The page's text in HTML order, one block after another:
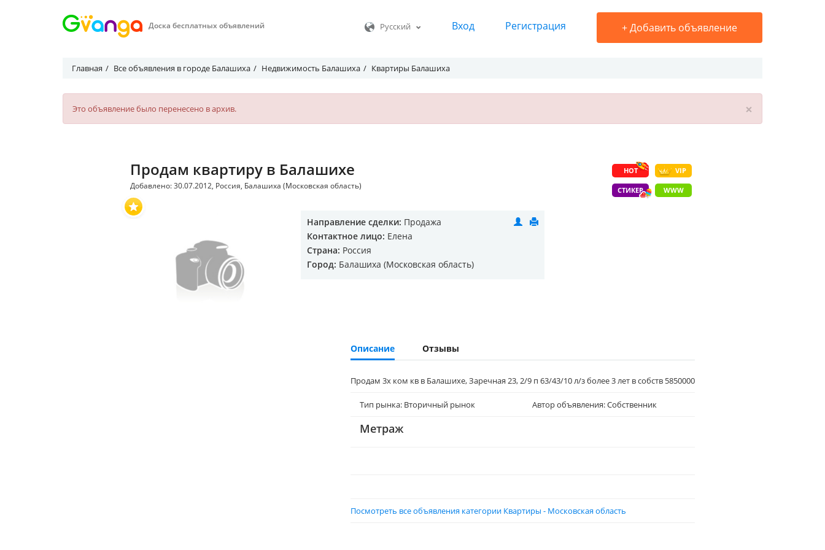
Доска бесплатных объявлений Русский Вход Регистрация +Добавить объявление
Главная Все объявления в городе Балашиха Недвижимость Балашиха Квартиры Балашиха
×
Это объявление было перенесено в архив.
HOT VIP
СТИКЕР WWW
Продам квартиру в Балашихе
Добавлено: 30.07.2012, Россия, Балашиха (Московская область)
Направление сделки: Продажа
Контактное лицо: Елена
Страна: Россия
Город: Балашиха (Московская область)
Описание Отзывы
Продам 3х ком кв в Балашихе, Заречная 23, 2/9 п 63/43/10 л/з более 3 лет в собств 5850000
Тип рынка: Вторичный рынок Автор объявления: Собственник
Метраж
Посмотреть все объявления категории Квартиры - Московская область